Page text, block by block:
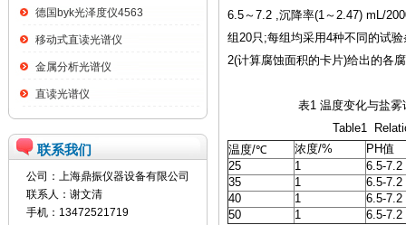
德国byk光泽度仪4563
移动式直读光谱仪
金属分析光谱仪
直读光谱仪
联系我们
公司：上海鼎振仪器设备有限公司
联系人：谢文清
手机：13472521719
6.5～ 7.2 ,沉降率(1～2.47) mL/
组 20只 ;每组均采用4种不同的试验
2(计算腐蚀面积的卡片)给出的各
表1 温度变化与盐
Table1 Relationship of
温度/℃ 浓度/% PH值
25
1
6.5-7.2
35
1
6.5-7.2
40
1
6.5-7.2
50
1 6.5-7.2